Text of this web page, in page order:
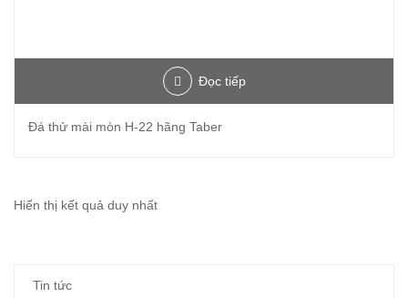
Đọc tiếp
Đá thử mài mòn H-22 hãng Taber
Hiển thị kết quả duy nhất
Tin tức